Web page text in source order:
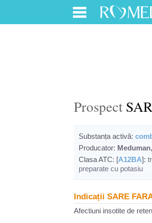
Prospect
Substanța activă:
Producator:
Clasa ATC: [A12BA]:
preparate cu potasiu
Indicații SARE
Afectiuni insotite de